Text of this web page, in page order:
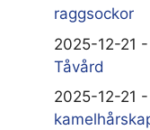
raggsockor
2025-12-21
Tåvård
2025-12-21